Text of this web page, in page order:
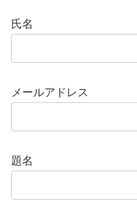
氏名
メールアドレス
題名